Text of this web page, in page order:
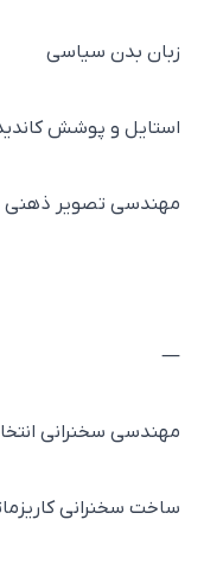
زبان بدن سیاسی
استایل و پوشش کاندیدا
مهندسی تصویر ذهنی
مهندسی سخنرانی انتخاباتی
ساخت سخنرانی کاریزماتیک